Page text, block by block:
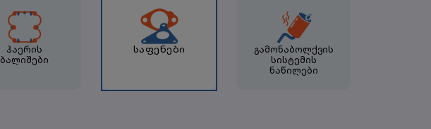
ჰაერის
ბალიშები
საფენები
გამონაბოლქვის
სისტემის
ნაწილები